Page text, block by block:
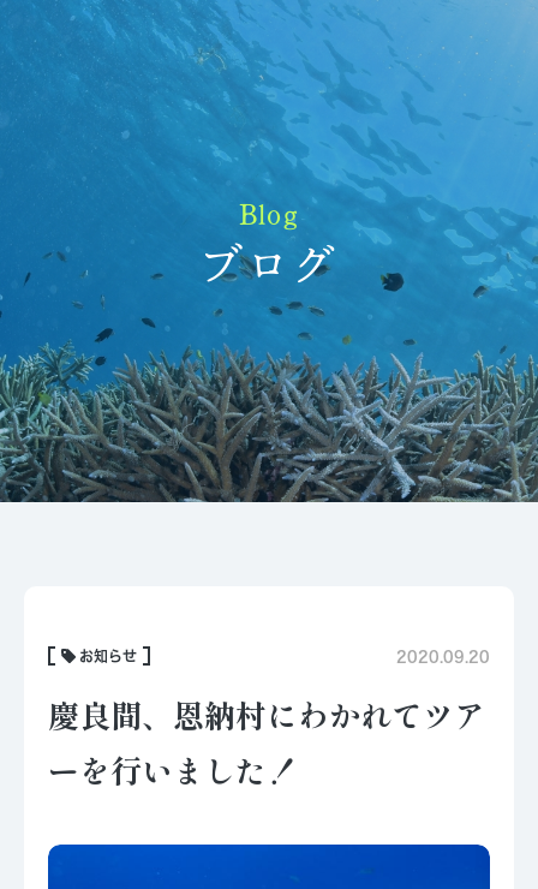
Blog
ブログ
お知らせ 2020.09.20
慶良間、恩納村にわかれてツア
ーを行いました！